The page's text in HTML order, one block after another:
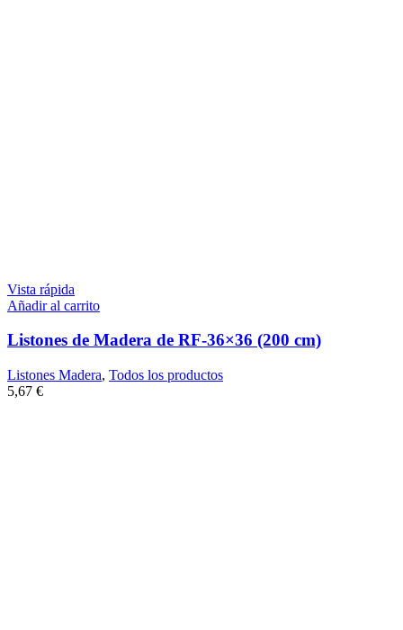
Vista rápida
Añadir al carrito
Listones de Madera de RF-36×36 (200 cm)
Listones Madera, Todos los productos
5,67 €